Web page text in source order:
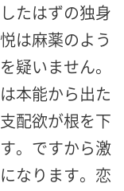
たはずの独身
は麻薬のよう
疑いません。
本能から出た
配欲が根を下
。ですから激
なります。恋